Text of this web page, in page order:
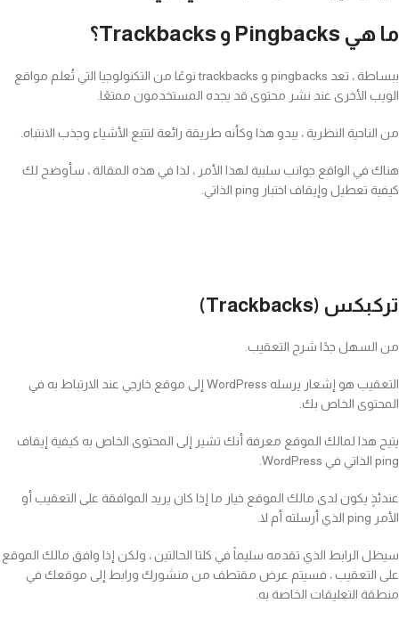
ما هي Pingbacks و Trackbacks؟
ببساطة ، تعد pingbacks و trackbacks نوعًا من التكنولوجيا التي تُعلم مواقع
الويب الأخرى عند نشر محتوى قد يجده المستخدمون ممتعًا.
من الناحية النظرية ، يبدو هذا وكأنه طريقة رائعة لتتبع الأشياء وجذب الانتباه.
هناك في الواقع جوانب سلبية لهذا الأمر ، لذا في هذه المقالة ، سأوضح لك
كيفية تعطيل وإيقاف اختبار ping الذاتي.
تركبكس (Trackbacks)
من السهل جدًا شرح التعقيب.
التعقيب هو إشعار يرسله WordPress إلى موقع خارجي عند الارتباط به في
المحتوى الخاص بك.
يتيح هذا لمالك الموقع معرفة أنك تشير إلى المحتوى الخاص به كيفية إيقاف
ping الذاتي في WordPress.
عندئذٍ يكون لدى مالك الموقع خيار ما إذا كان يريد الموافقة على التعقيب أو
الأمر ping الذي أرسلته أم لا.
سيظل الرابط الذي تقدمه سليماً في كلتا الحالتين ، ولكن إذا وافق مالك الموقع
على التعقيب ، فسيتم عرض مقتطف من منشورك ورابط إلى موقعك في
منطقة التعليقات الخاصة به.